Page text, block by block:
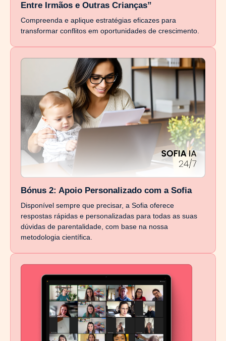
Entre Irmãos e Outras Crianças”
Compreenda e aplique estratégias eficazes para
transformar conflitos em oportunidades de crescimento.
Bónus 2: Apoio Personalizado com a Sofia
Disponível sempre que precisar, a Sofia oferece
respostas rápidas e personalizadas para todas as suas
dúvidas de parentalidade, com base na nossa
metodologia científica.